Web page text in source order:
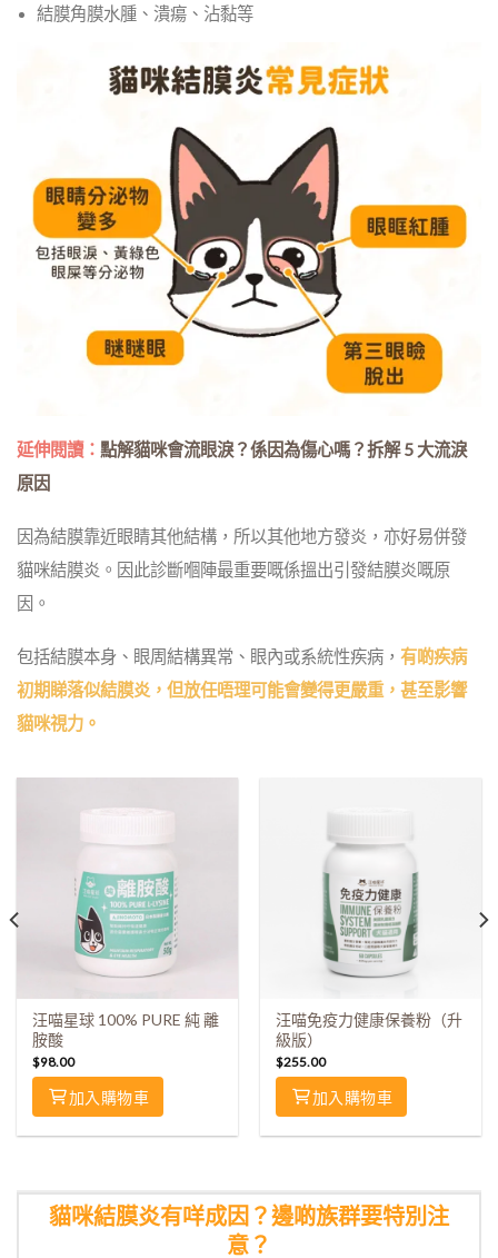
結膜角膜水腫、潰瘍、沾黏等
延伸閱讀： 點解貓咪會流眼淚？係因為傷心嗎？拆解 5 大流淚
原因
因為結膜靠近眼睛其他結構，所以其他地方發炎，亦好易併發
貓咪結膜炎。因此診斷嗰陣最重要嘅係搵出引發結膜炎嘅原
因。
包括結膜本身、眼周結構異常、眼內或系統性疾病， 有啲疾病
初期睇落似結膜炎，但放任唔理可能會變得更嚴重，甚至影響
貓咪視力。
汪喵星球 100% PURE 純 離
胺酸
$98.00
加入購物車
汪喵免疫力健康保養粉（升
級版）
$255.00
加入購物車
貓咪結膜炎有咩成因？邊啲族群要特別注
意？